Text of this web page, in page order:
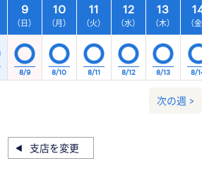
9
（日）
10
（月）
11
（火）
12
（水）
13
（木）
8/9 8/10 8/11 8/12 8/13
14
（金）
8/14
次の週 >
支店を変更